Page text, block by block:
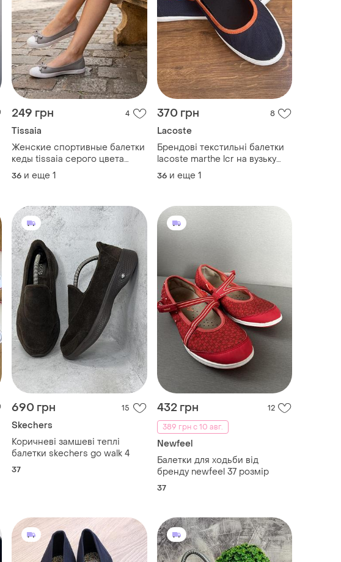
249 грн 4
Tissaia
Женские спортивные балетки
кеды tissaia серого цвета
размер 36
36 и еще 1
370 грн 8
Lacoste
Брендові текстильні балетки
lacoste marthe lcr на вузьку
ногу, балетки marthe slip on
36 и еще 1
690 грн 15
Skechers
Коричневі замшеві теплі
балетки skechers go walk 4
37
432 грн
12
389 грн с 10 авг.
Newfeel
Балетки для ходьби від
бренду newfeel 37 розмір
37